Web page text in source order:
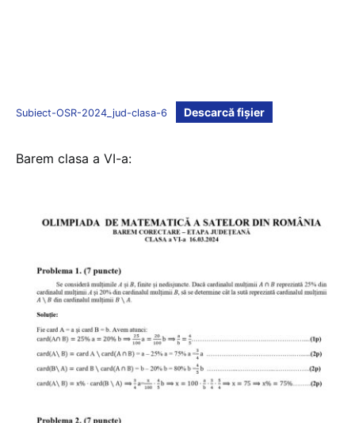
Subiect-OSR-2024_jud-clasa-6 Descarcă fișier
Barem clasa a VI-a: